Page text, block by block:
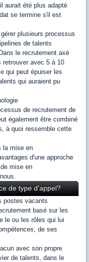
aurait été plus adapté
se termine s'il est
plusieurs processus
de talents
le recrutement axé
avec 5 à 10
qui peut épuiser les
qui auraient pu
de recrutement de
également être combiné
à quoi ressemble cette
la mise en
d'une approche
mise en
de type d'appel?
postes vacants
basé sur les
le ou les rôles qui lui
de ses
avec son propre
de talents, dans le